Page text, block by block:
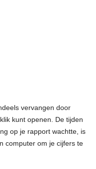
vervangen door
kunt openen. De tijden
op je rapport wachtte, is
computer om je cijfers te